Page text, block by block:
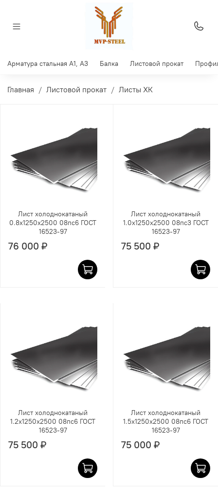
Арматура стальная A1, A3 Балка Листовой прокат
Главная Листовой прокат Листы ХК
Лист холоднокатаный
0.8х1250х2500 08пс6 ГОСТ
16523-97
76 000 ₽
Лист холоднокатаный
1.0х1250х2500 08пс3 ГОСТ
16523-97
75 500 ₽
Лист холоднокатаный
1.2х1250х2500 08пс6 ГОСТ
16523-97
75 500 ₽
Лист холоднокатаный
1.5х1250х2500 08пс6 ГОСТ
16523-97
75 000 ₽